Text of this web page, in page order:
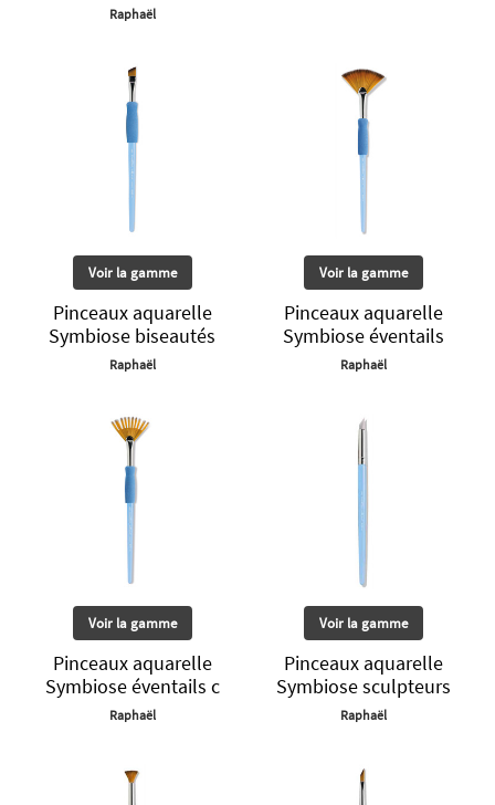
Raphaël
Voir la gamme
Pinceaux aquarelle
Symbiose biseautés
Raphaël
Voir la gamme
Pinceaux aquarelle
Symbiose éventails
Raphaël
Voir la gamme
Pinceaux aquarelle
Symbiose éventails c
Raphaël
Voir la gamme
Pinceaux aquarelle
Symbiose sculpteurs
Raphaël